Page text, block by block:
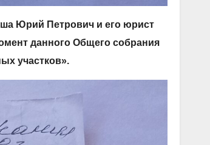
Юрий Петрович и его юрист
данного Общего собрания
участков».